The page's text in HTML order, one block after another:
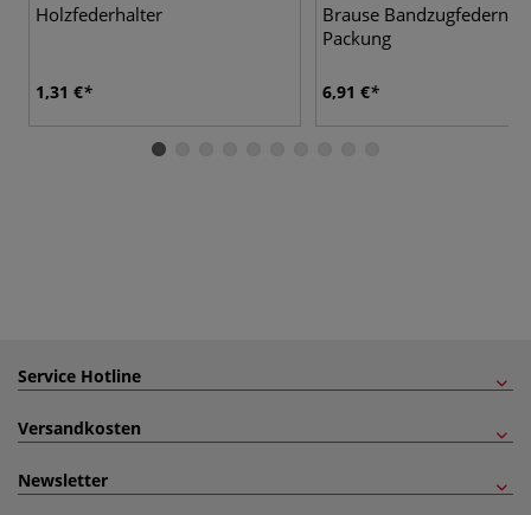
Holzfederhalter
1,31 €
Brause Bandzugfedern,
Packung
6,91 €
Service Hotline
Versandkosten
Newsletter